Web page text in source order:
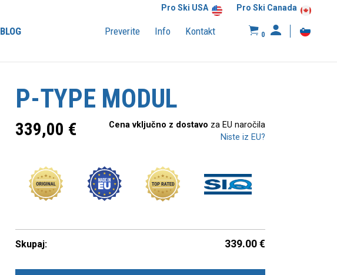
BLOG Preverite Info Kontakt 0
Pro Ski Canada
Pro Ski USA
P-TYPE MODUL
339,00 € Cena vključno z dostavo za EU naročila
Niste iz EU?
Skupaj: 339.00 €